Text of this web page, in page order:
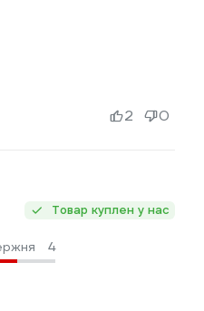
2 0
Товар куплен у нас
4